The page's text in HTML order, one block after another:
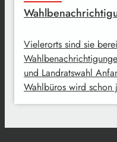
Vielerorts sind sie
und Landratswahl
Wahlbüros wird